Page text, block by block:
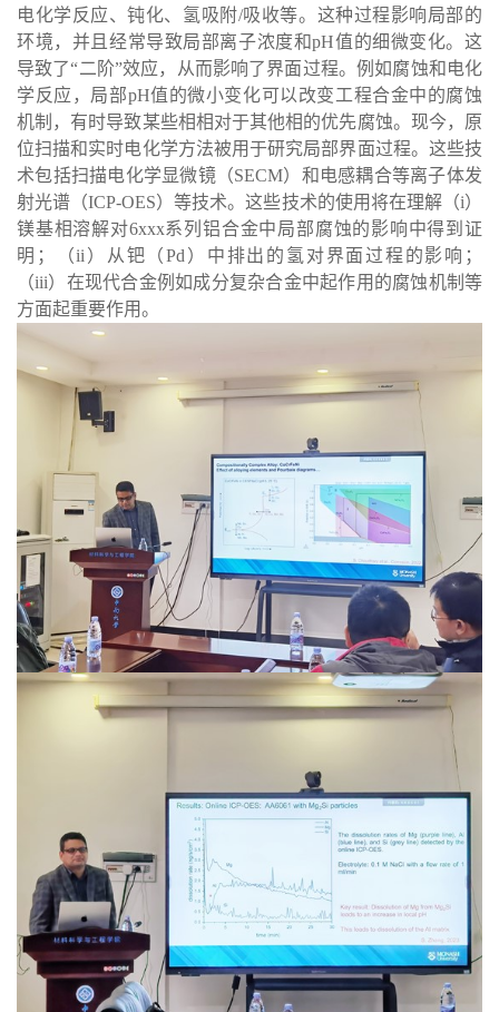
电化学反应、钝化、氢吸附/吸收等。这种过程影响局部的
环境，并且经常导致局部离子浓度和pH值的细微变化。这
导致了“二阶”效应，从而影响了界面过程。例如腐蚀和电化
学反应，局部pH值的微小变化可以改变工程合金中的腐蚀
机制，有时导致某些相相对于其他相的优先腐蚀。现今，原
位扫描和实时电化学方法被用于研究局部界面过程。这些技
术包括扫描电化学显微镜（SECM）和电感耦合等离子体发
射光谱（ICP-OES）等技术。这些技术的使用将在理解（i）
镁基相溶解对6xxx系列铝合金中局部腐蚀的影响中得到证
明；（ii ）从钯（Pd ）中排出的氢对界面过程的影响；
（iii）在现代合金例如成分复杂合金中起作用的腐蚀机制等
方面起重要作用。